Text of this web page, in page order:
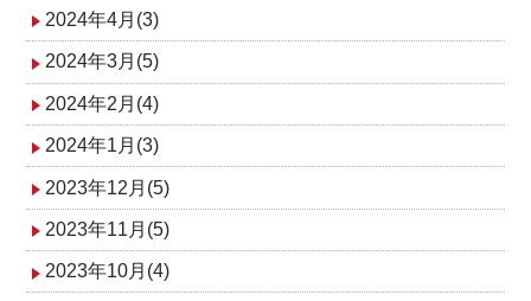
2024年4月(3)
2024年3月(5)
2024年2月(4)
2024年1月(3)
2023年12月(5)
2023年11月(5)
2023年10月(4)